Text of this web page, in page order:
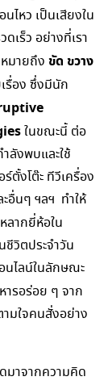
ไหว เป็นเสียงใน
เร็ว อย่างที่เรา
หมายถึง ขัด ขวาง
รื่อง ซึ่งมีนัก
ในขณะนี้ ต่อ
ลังพบและใช้
ตั้งโต๊ะ ทีวีเครื่อง
อื่นๆ ฯลฯ ทำให้
หลากยี่ห้อใน
วิตประจำวัน
ไลน์ในลักษณะ
ารอร่อย ๆ จาก
ามใจคนสั่งอย่าง
มาจากความคิด